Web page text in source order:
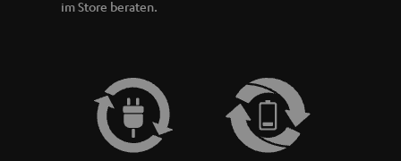
im Store beraten.